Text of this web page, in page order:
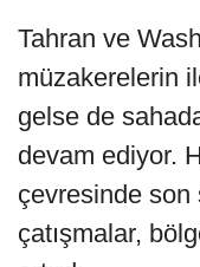
Tahran ve
müzakerelerin
gelse de
devam ediyor.
çevresinde son
çatışmalar,